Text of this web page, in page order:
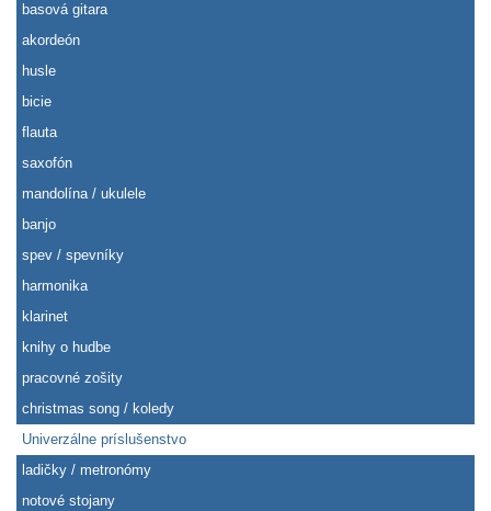
basová gitara
akordeón
husle
bicie
flauta
saxofón
mandolína / ukulele
banjo
spev / spevníky
harmonika
klarinet
knihy o hudbe
pracovné zošity
christmas song / koledy
Univerzálne príslušenstvo
ladičky / metronómy
notové stojany